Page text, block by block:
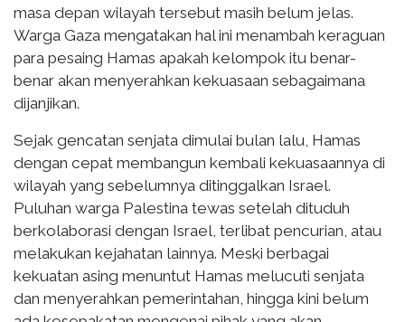
masa depan wilayah tersebut masih belum jelas.
Warga Gaza mengatakan hal ini menambah keraguan
para pesaing Hamas apakah kelompok itu benar-
benar akan menyerahkan kekuasaan sebagaimana
dijanjikan.
Sejak gencatan senjata dimulai bulan lalu, Hamas
dengan cepat membangun kembali kekuasaannya di
wilayah yang sebelumnya ditinggalkan Israel.
Puluhan warga Palestina tewas setelah dituduh
berkolaborasi dengan Israel, terlibat pencurian, atau
melakukan kejahatan lainnya. Meski berbagai
kekuatan asing menuntut Hamas melucuti senjata
dan menyerahkan pemerintahan, hingga kini belum